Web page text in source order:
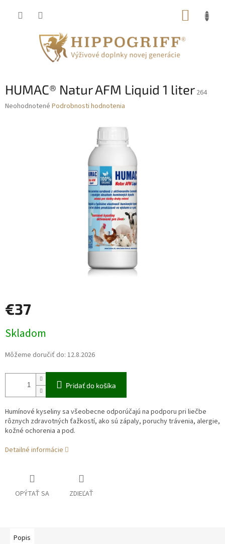
HUMAC® Natur AFM Liquid 1 liter 264
Priemerné
Neohodnotené Podrobnosti hodnotenia
€37
cena:
Skladom
Môžeme doručiť do: 12.8.2026
Pridať do košíka
Humínové kyseliny sa všeobecne odporúčajú na podporu pri liečbe
rôznych zdravotných ťažkostí, ako sú zápaly, poruchy trávenia, alergie,
kožné ochorenia a pod.
Detailné informácie
OPÝTAŤ SA ZDIEĽAŤ
Popis